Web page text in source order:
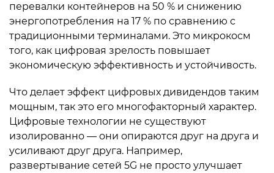
перевалки контейнеров на 50 % и снижению
энергопотребления на 17 % по сравнению с
традиционными терминалами. Это микрокосм
того, как цифровая зрелость повышает
экономическую эффективность и устойчивость.
Что делает эффект цифровых дивидендов таким
мощным, так это его многофакторный характер.
Цифровые технологии не существуют
изолированно — они опираются друг на друга и
усиливают друг друга. Например,
развертывание сетей 5G не просто улучшает